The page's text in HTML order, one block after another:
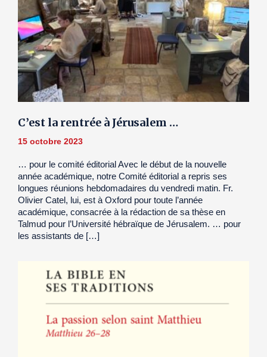
C’est la rentrée à Jérusalem …
15 octobre 2023
… pour le comité éditorial Avec le début de la nouvelle
année académique, notre Comité éditorial a repris ses
longues réunions hebdomadaires du vendredi matin. Fr.
Olivier Catel, lui, est à Oxford pour toute l’année
académique, consacrée à la rédaction de sa thèse en
Talmud pour l’Université hébraïque de Jérusalem. … pour
les assistants de […]